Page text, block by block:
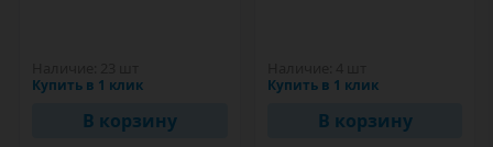
Купить в 1 клик
В корзину
Купить в 1 клик
В корзину